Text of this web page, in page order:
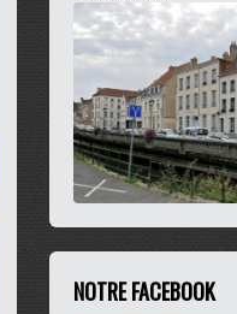
NOTRE FACEBOOK